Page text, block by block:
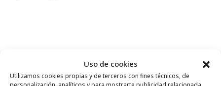
Uso de cookies
Utilizamos cookies propias y de terceros con fines técnicos, de